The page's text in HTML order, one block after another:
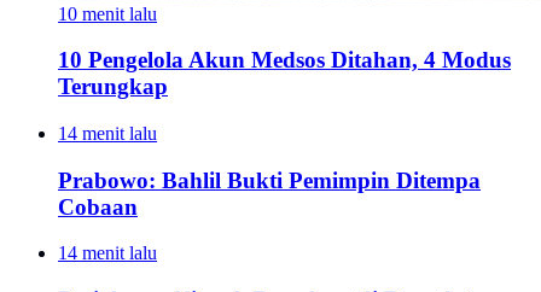
10 menit lalu
10 Pengelola Akun Medsos Ditahan, 4 Modus
Terungkap
14 menit lalu
Prabowo: Bahlil Bukti Pemimpin Ditempa
Cobaan
14 menit lalu